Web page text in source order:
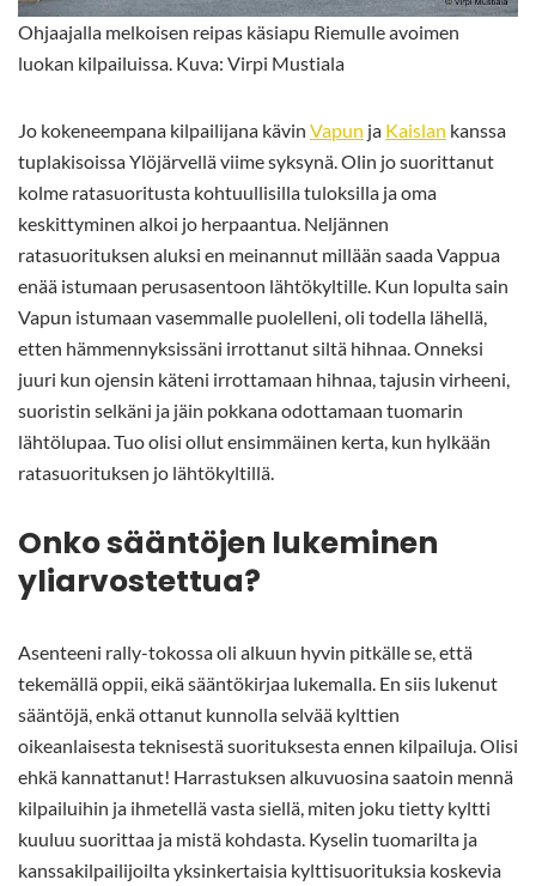
Ohjaajalla melkoisen reipas käsiapu Riemulle avoimen
luokan kilpailuissa. Kuva: Virpi Mustiala
Jo kokeneempana kilpailijana kävin Vapun ja Kaislan kanssa
tuplakisoissa Ylöjärvellä viime syksynä. Olin jo suorittanut
kolme ratasuoritusta kohtuullisilla tuloksilla ja oma
keskittyminen alkoi jo herpaantua. Neljännen
ratasuorituksen aluksi en meinannut millään saada Vappua
enää istumaan perusasentoon lähtökyltille. Kun lopulta sain
Vapun istumaan vasemmalle puolelleni, oli todella lähellä,
etten hämmennyksissäni irrottanut siltä hihnaa. Onneksi
juuri kun ojensin käteni irrottamaan hihnaa, tajusin virheeni,
suoristin selkäni ja jäin pokkana odottamaan tuomarin
lähtölupaa. Tuo olisi ollut ensimmäinen kerta, kun hylkään
ratasuorituksen jo lähtökyltillä.
Onko sääntöjen lukeminen
yliarvostettua?
Asenteeni rally-tokossa oli alkuun hyvin pitkälle se, että
tekemällä oppii, eikä sääntökirjaa lukemalla. En siis lukenut
sääntöjä, enkä ottanut kunnolla selvää kylttien
oikeanlaisesta teknisestä suorituksesta ennen kilpailuja. Olisi
ehkä kannattanut! Harrastuksen alkuvuosina saatoin mennä
kilpailuihin ja ihmetellä vasta siellä, miten joku tietty kyltti
kuuluu suorittaa ja mistä kohdasta. Kyselin tuomarilta ja
kanssakilpailijoilta yksinkertaisia kylttisuorituksia koskevia